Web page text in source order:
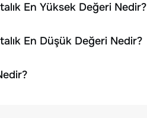
En Yüksek Değeri Nedir?
En Düşük Değeri Nedir?